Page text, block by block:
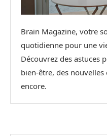
Brain Magazine, votre
quotidienne pour une
Découvrez des astuces
bien-être, des
encore.